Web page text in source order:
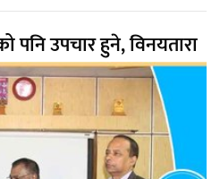
पनि उपचार हुने, विनयतारा